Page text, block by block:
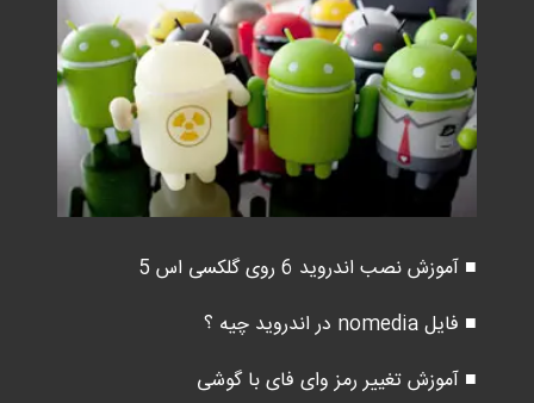
■ آموزش نصب اندروید 6 روی گلکسی اس 5
■ فایل nomedia در اندروید چیه ؟
■ آموزش تغییر رمز وای فای با گوشی